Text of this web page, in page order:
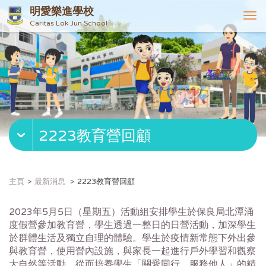
明愛樂進學校
Caritas Lok Jun School
T
o
g
g
l
e
n
v
g
n
2223教育營回顧
主頁 最新消息 2223教育營回顧
2023年5月5日（星期五） 活動組安排學生於保良局北潭涌
度假營參加教育營，學生透過一整日 的日營活動，加深學生
於群體生活及獨立自理的體驗。 學生於疫情新常態下外出參
與教育營，使用營內設施， 與家長一起進行戶外學習和觀察